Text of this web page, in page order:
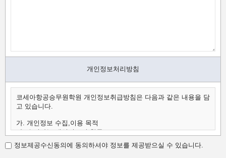
개인정보처리방침
코세아항공승무원학원 개인정보취급방침은 다음과 같은 내용을 담
고 있습니다.
가. 개인정보 수집,이용 목적
나. 수집하는 개인정보의 항목
다. 개인정보의 보유 및 이용 기간
가.개인정보 수집,이용 목적
정보제공수신동의에 동의하셔야 정보를 제공받으실 수 있습니다.